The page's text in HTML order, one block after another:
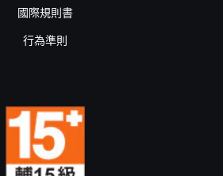
國際規則書
行為準則